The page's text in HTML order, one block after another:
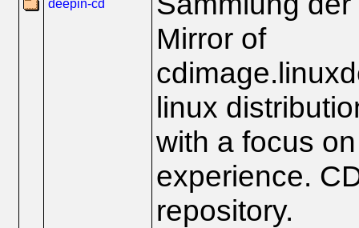
deepin-cd
Mirror of
linux
with a focus
experience.
repository.